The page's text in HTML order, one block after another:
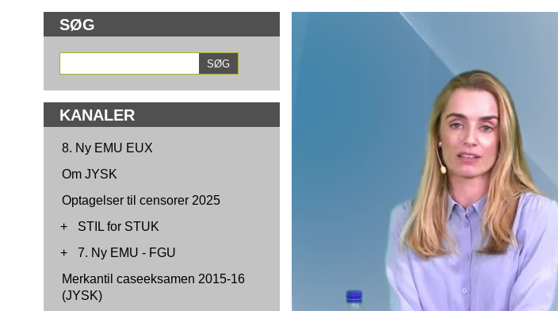
SØG
KANALER
8. Ny EMU EUX
Om JYSK
Optagelser til censorer 2025
+
STIL for STUK
+
7. Ny EMU - FGU
Merkantil caseeksamen 2015-16
(JYSK)